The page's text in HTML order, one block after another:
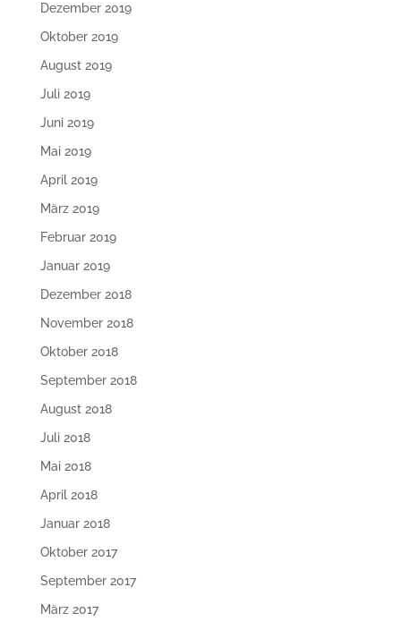
Dezember 2019
Oktober 2019
August 2019
Juli 2019
Juni 2019
Mai 2019
April 2019
März 2019
Februar 2019
Januar 2019
Dezember 2018
November 2018
Oktober 2018
September 2018
August 2018
Juli 2018
Mai 2018
April 2018
Januar 2018
Oktober 2017
September 2017
März 2017